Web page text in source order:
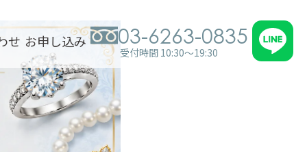
せ お申し込み 03-6263-0835
受付時間 10:30～19:30